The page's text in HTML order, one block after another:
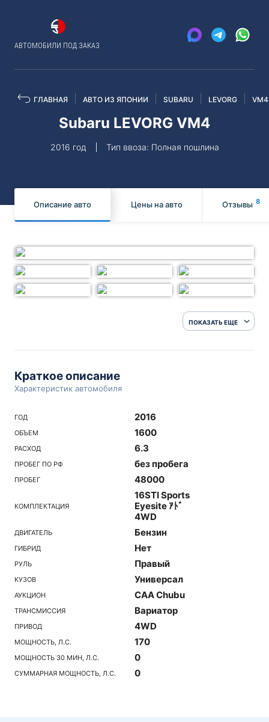
АВТОМОБИЛИ ПОД ЗАКАЗ
ГЛАВНАЯ АВТО ИЗ ЯПОНИИ SUBARU LEVORG VM4
Subaru LEVORG VM4
2016 год Тип ввоза: Полная пошлина
Описание авто Цены на авто Отзывы 8
ПОКАЗАТЬ ЕЩЕ
Краткое описание
Характеристик автомобиля
ГОД 2016
ОБЪЕМ 1600
РАСХОД 6.3
ПРОБЕГ ПО РФ без пробега
ПРОБЕГ 48000
КОМПЛЕКТАЦИЯ
16STI Sports
Eyesite ｱﾄﾞ
4WD
ДВИГАТЕЛЬ Бензин
ГИБРИД Нет
РУЛЬ Правый
КУЗОВ Универсал
АУКЦИОН CAA Chubu
ТРАНСМИССИЯ Вариатор
ПРИВОД 4WD
МОЩНОСТЬ, Л.С. 170
МОЩНОСТЬ 30 МИН, Л.С. 0
СУММАРНАЯ МОЩНОСТЬ, Л.С. 0